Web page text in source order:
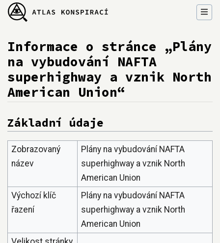
Informace o stránce „Plány
na vybudování NAFTA
superhighway a vznik North
American Union“
Přejít na: navigace hledání
Základní údaje
Zobrazovaný
název
Plány na vybudování NAFTA
superhighway a vznik North
American Union
Výchozí klíč
řazení
Plány na vybudování NAFTA
superhighway a vznik North
American Union